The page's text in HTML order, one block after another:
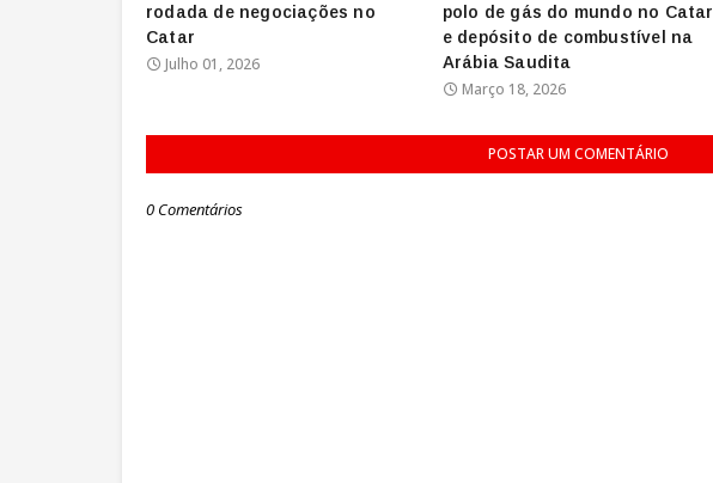
rodada de negociações no
Catar
Julho 01, 2026
polo de gás do mundo no Catar
e depósito de combustível na
Arábia Saudita
Março 18, 2026
POSTAR UM COMENTÁRIO
0 Comentários